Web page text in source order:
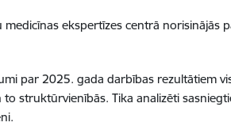
ekspertīzes centrā norisinājās
par 2025. gada darbības rezultātiem
struktūrvienībās. Tika analizēti